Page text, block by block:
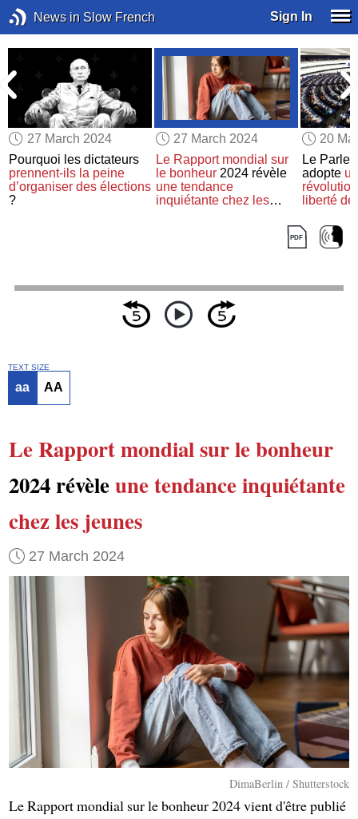
News in Slow French Sign In
27 March 2024
Pourquoi les dictateurs
prennent-ils la peine
d’organiser des élections
?
27 March 2024
Le Rapport mondial sur
le bonheur2024 révèle
une tendance
inquiétante chez les
20
Le
adopte
liberté
TEXT SIZE
aa AA
Le Rapport mondial sur le bonheur
2024 révèleune tendance inquiétante
chez les jeunes
27 March 2024
DimaBerlin / Shutterstock
Le Rapport mondial sur le bonheur 2024 vient d'être publié